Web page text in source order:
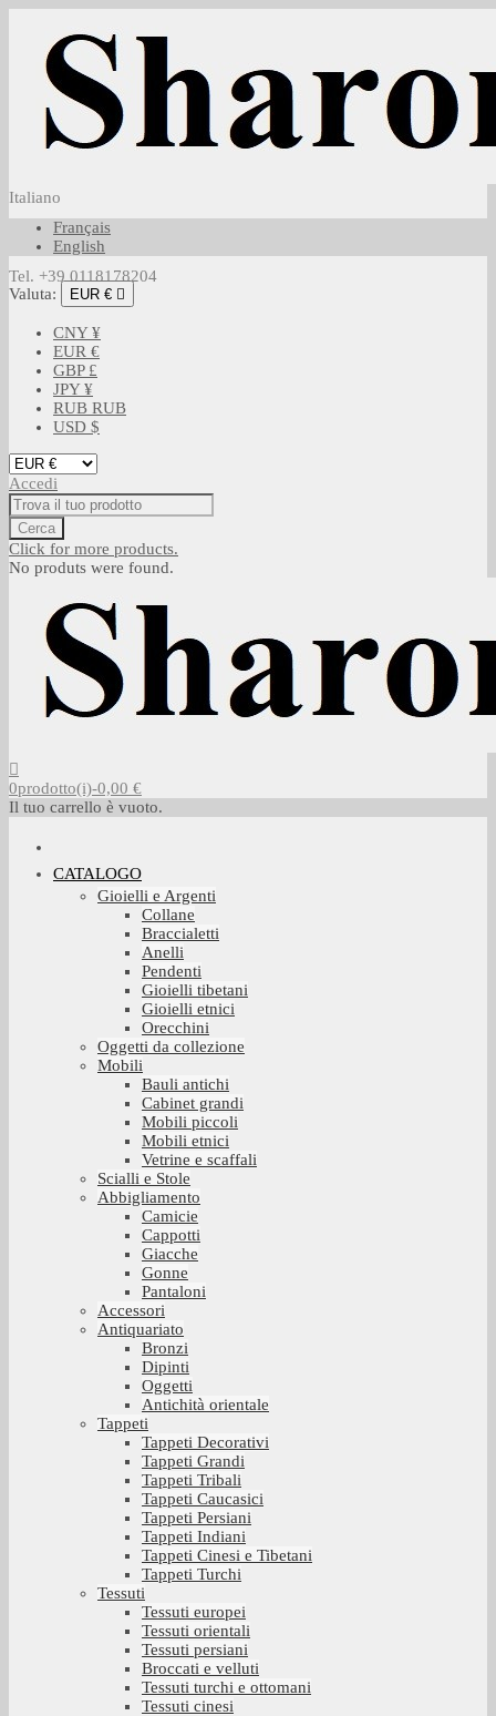
Italiano
Français
English
Tel. +39 0118178204
Valuta:
EUR € 
CNY ¥
EUR €
GBP £
JPY ¥
RUB RUB
USD $
Accedi
Cerca
Click for more products.
No produts were found.
0prodotto(i)-0,00 €
Il tuo carrello è vuoto.
CATALOGO
Gioielli e Argenti
Collane
Braccialetti
Anelli
Pendenti
Gioielli tibetani
Gioielli etnici
Orecchini
Oggetti da collezione
Mobili
Bauli antichi
Cabinet grandi
Mobili piccoli
Mobili etnici
Vetrine e scaffali
Scialli e Stole
Abbigliamento
Camicie
Cappotti
Giacche
Gonne
Pantaloni
Accessori
Antiquariato
Bronzi
Dipinti
Oggetti
Antichità orientale
Tappeti
Tappeti Decorativi
Tappeti Grandi
Tappeti Tribali
Tappeti Caucasici
Tappeti Persiani
Tappeti Indiani
Tappeti Cinesi e Tibetani
Tappeti Turchi
Tessuti
Tessuti europei
Tessuti orientali
Tessuti persiani
Broccati e velluti
Tessuti turchi e ottomani
Tessuti cinesi